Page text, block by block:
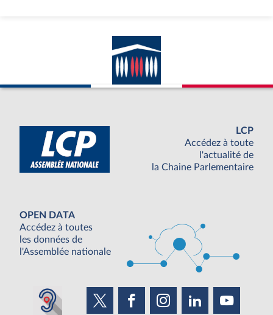
LCP
Accédez à toute
l'actualité de
la Chaine Parlementaire
OPEN DATA
Accédez à toutes
les données de
l'Assemblée nationale